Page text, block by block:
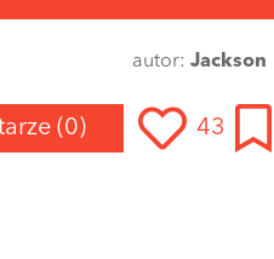
autor: Jackson
(0) 43